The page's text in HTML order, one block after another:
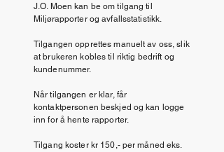
J.O. Moen kan be om tilgang til
Miljørapporter og avfallsstatistikk.
Tilgangen opprettes manuelt av oss, slik
at brukeren kobles til riktig bedrift og
kundenummer.
Når tilgangen er klar, får
kontaktpersonen beskjed og kan logge
inn for å hente rapporter.
Tilgang koster kr 150,- per måned eks.